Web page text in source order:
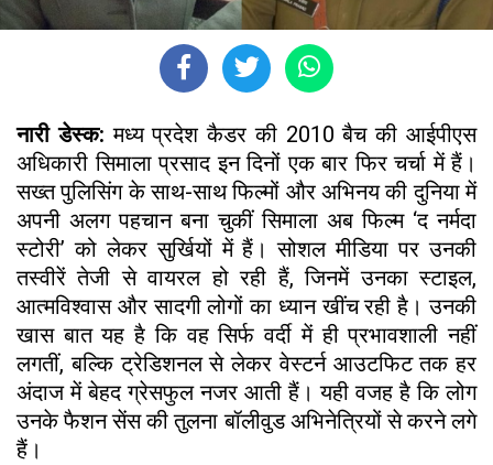
नारी डेस्क:मध्य प्रदेश कैडर की 2010 बैच की आईपीएस
अधिकारी सिमाला प्रसाद इन दिनों एक बार फिर चर्चा में हैं।
सख्त पुलिसिंग के साथ-साथ फिल्मों और अभिनय की दुनिया में
अपनी अलग पहचान बना चुकीं सिमाला अब फिल्म ‘द नर्मदा
स्टोरी’ को लेकर सुर्खियों में हैं। सोशल मीडिया पर उनकी
तस्वीरें तेजी से वायरल हो रही हैं, जिनमें उनका स्टाइल,
आत्मविश्वास और सादगी लोगों का ध्यान खींच रही है। उनकी
खास बात यह है कि वह सिर्फ वर्दी में ही प्रभावशाली नहीं
लगतीं, बल्कि ट्रेडिशनल से लेकर वेस्टर्न आउटफिट तक हर
अंदाज में बेहद ग्रेसफुल नजर आती हैं। यही वजह है कि लोग
उनके फैशन सेंस की तुलना बॉलीवुड अभिनेत्रियों से करने लगे
हैं।